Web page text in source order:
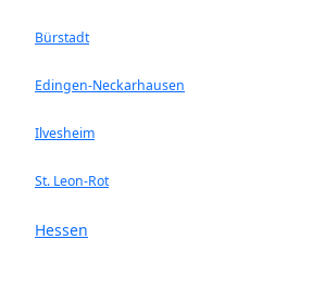
Bürstadt
Edingen-Neckarhausen
Ilvesheim
St. Leon-Rot
Hessen